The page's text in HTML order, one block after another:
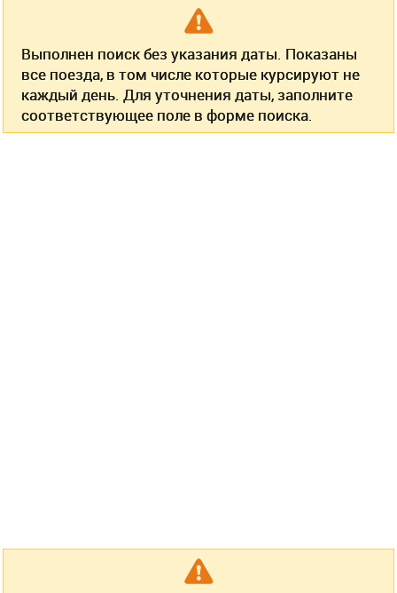
Выполнен поиск без указания даты. Показаны
все поезда, в том числе которые курсируют не
каждый день. Для уточнения даты, заполните
соответствующее поле в форме поиска.